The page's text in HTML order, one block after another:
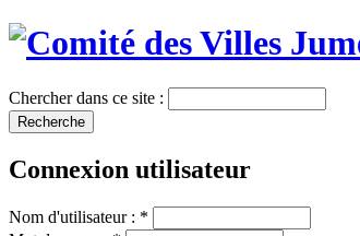
Chercher dans ce site :
Connexion utilisateur
Nom d'utilisateur : *